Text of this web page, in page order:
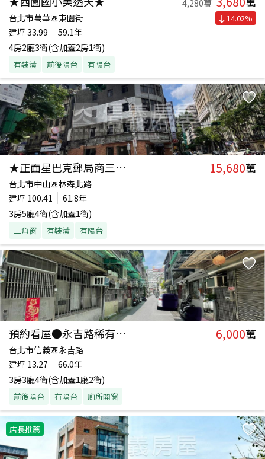
4,280萬
台北市萬華區東園街
建坪 33.99
59.1年
4房2廳3衛(含加蓋2房1衛)
有裝潢 前後陽台 有陽台
14.02%
★正面星巴克郵局商三透天 15,680萬
台北市中山區林森北路
建坪 100.41
61.8年
3房5廳4衛(含加蓋1衛)
三角窗 有裝潢 有陽台
預約看屋●永吉路稀有透天 6,000萬
台北市信義區永吉路
建坪 13.27
66.0年
3房3廳4衛(含加蓋1廳2衛)
前後陽台 有陽台 廁所開窗
店長推薦